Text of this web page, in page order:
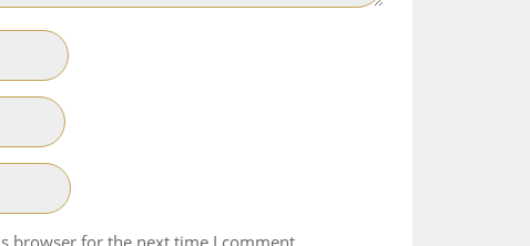
browser for the next time I comment.